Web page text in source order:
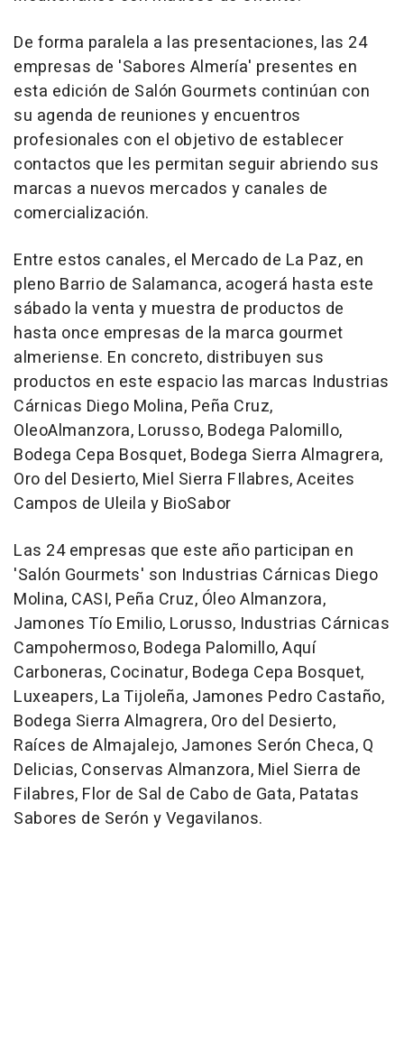
De forma paralela a las presentaciones, las 24
empresas de 'Sabores Almería' presentes en
esta edición de Salón Gourmets continúan con
su agenda de reuniones y encuentros
profesionales con el objetivo de establecer
contactos que les permitan seguir abriendo sus
marcas a nuevos mercados y canales de
comercialización.
Entre estos canales, el Mercado de La Paz, en
pleno Barrio de Salamanca, acogerá hasta este
sábado la venta y muestra de productos de
hasta once empresas de la marca gourmet
almeriense. En concreto, distribuyen sus
productos en este espacio las marcas Industrias
Cárnicas Diego Molina, Peña Cruz,
OleoAlmanzora, Lorusso, Bodega Palomillo,
Bodega Cepa Bosquet, Bodega Sierra Almagrera,
Oro del Desierto, Miel Sierra FIlabres, Aceites
Campos de Uleila y BioSabor
Las 24 empresas que este año participan en
'Salón Gourmets' son Industrias Cárnicas Diego
Molina, CASI, Peña Cruz, Óleo Almanzora,
Jamones Tío Emilio, Lorusso, Industrias Cárnicas
Campohermoso, Bodega Palomillo, Aquí
Carboneras, Cocinatur, Bodega Cepa Bosquet,
Luxeapers, La Tijoleña, Jamones Pedro Castaño,
Bodega Sierra Almagrera, Oro del Desierto,
Raíces de Almajalejo, Jamones Serón Checa, Q
Delicias, Conservas Almanzora, Miel Sierra de
Filabres, Flor de Sal de Cabo de Gata, Patatas
Sabores de Serón y Vegavilanos.